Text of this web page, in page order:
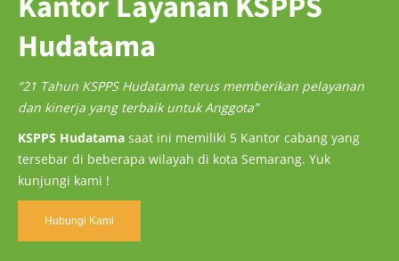
Hudatama
“21 Tahun KSPPS Hudatama terus memberikan pelayanan
dan kinerja yang terbaik untuk Anggota”
KSPPS Hudatama saat ini memiliki 5 Kantor cabang yang
tersebar di beberapa wilayah di kota Semarang. Yuk
kunjungi kami !
Hubungi Kami